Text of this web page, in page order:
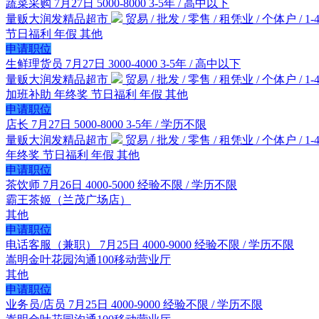
蔬菜采购 7月27日 5000-8000 3-5年 / 高中以下
量贩大润发精品超市
贸易 / 批发 / 零售 / 租凭业 / 个体户 / 1-
节日福利 年假 其他
申请职位
生鲜理货员 7月27日 3000-4000 3-5年 / 高中以下
量贩大润发精品超市
贸易 / 批发 / 零售 / 租凭业 / 个体户 / 1-
加班补助 年终奖 节日福利 年假 其他
申请职位
店长 7月27日 5000-8000 3-5年 / 学历不限
量贩大润发精品超市
贸易 / 批发 / 零售 / 租凭业 / 个体户 / 1-
年终奖 节日福利 年假 其他
申请职位
茶饮师 7月26日 4000-5000 经验不限 / 学历不限
霸王茶姬（兰茂广场店）
其他
申请职位
电话客服（兼职）
7月25日 4000-9000 经验不限 / 学历不限
嵩明金叶花园沟通100移动营业厅
其他
申请职位
业务员/店员 7月25日 4000-9000 经验不限 / 学历不限